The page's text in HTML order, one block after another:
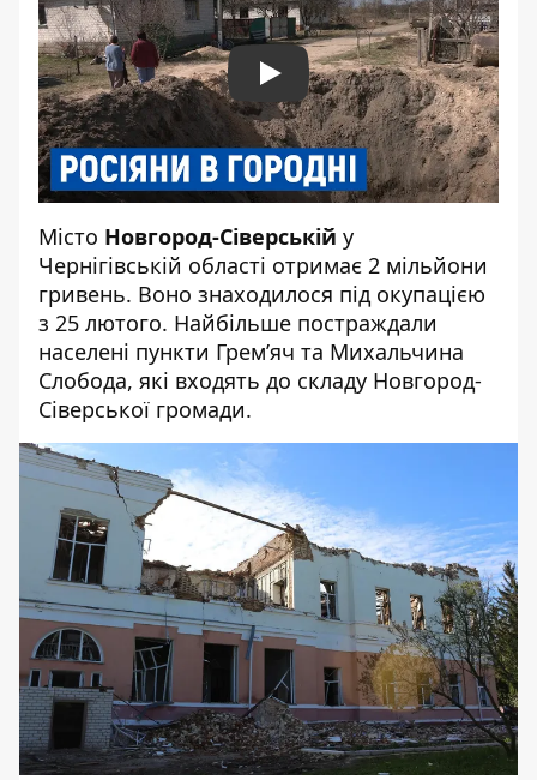
Play
Місто Новгород-Сіверській у
Чернігівській області отримає 2 мільйони
гривень. Воно знаходилося під окупацією
з 25 лютого. Найбільше постраждали
населені пункти Грем’яч та Михальчина
Слобода, які входять до складу Новгород-
Сіверської громади.